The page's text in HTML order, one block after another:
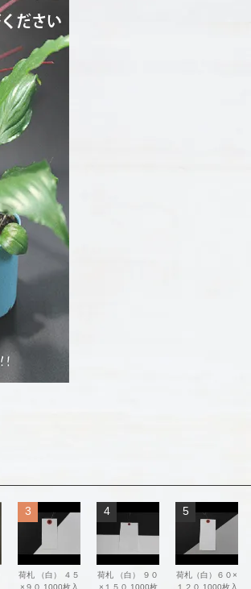
3
荷札 （白） ４５
×９０ 1000枚入
4
荷札 （白） ９０
×１５０ 1000枚
5
荷札（白）６０×
１２０ 1000枚入